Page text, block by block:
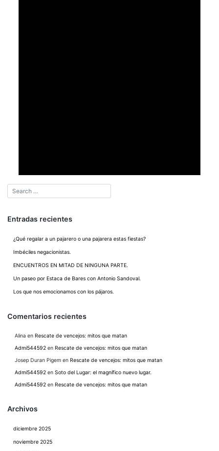
Entradas recientes
¿Qué regalar a un pajarero o una pajarera estas fiestas?
Imbéciles negacionistas.
ENCUENTROS EN MITAD DE NINGUNA PARTE.
Un paseo por Estaca de Bares con Antonio Sandoval.
Los que nos emocionamos con los pájaros.
Comentarios recientes
Alina en Rescate de vencejos: mitos que matan
Admi544592 en Rescate de vencejos: mitos que matan
Josep Duran Pigem en Rescate de vencejos: mitos que matan
Admi544592 en Soto del Lugar: el magnífico nuevo lugar.
Admi544592 en Rescate de vencejos: mitos que matan
Archivos
diciembre 2025
noviembre 2025